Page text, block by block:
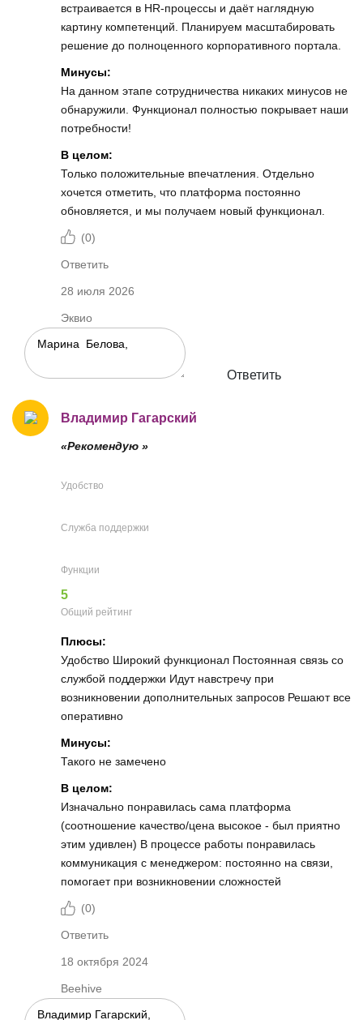
встраивается в HR‑процессы и даёт наглядную
картину компетенций. Планируем масштабировать
решение до полноценного корпоративного портала.
Минусы:
На данном этапе сотрудничества никаких минусов не
обнаружили. Функционал полностью покрывает наши
потребности!
В целом:
Только положительные впечатления. Отдельно
хочется отметить, что платформа постоянно
обновляется, и мы получаем новый функционал.
(0)
Ответить
28 июля 2026
Эквио
Ответить
Владимир Гагарский
«Рекомендую »
Удобство
Служба поддержки
Функции
5
Общий рейтинг
Плюсы:
Удобство Широкий функционал Постоянная связь со
службой поддержки Идут навстречу при
возникновении дополнительных запросов Решают все
оперативно
Минусы:
Такого не замечено
В целом:
Изначально понравилась сама платформа
(соотношение качество/цена высокое - был приятно
этим удивлен) В процессе работы понравилась
коммуникация с менеджером: постоянно на связи,
помогает при возникновении сложностей
(0)
Ответить
18 октября 2024
Beehive